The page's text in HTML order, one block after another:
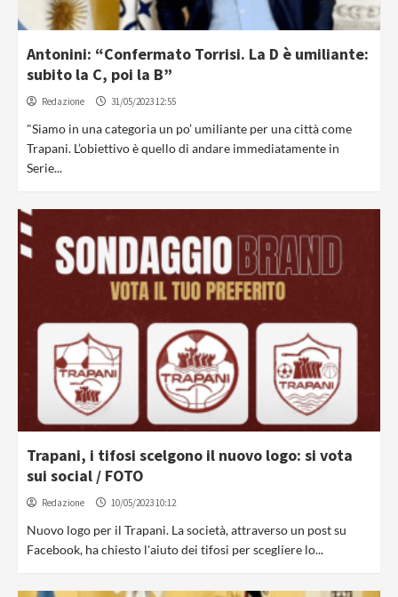
Antonini: “Confermato Torrisi. La D è umiliante:
subito la C, poi la B”
Redazione 31/05/2023 12:55
"Siamo in una categoria un po’ umiliante per una città come
Trapani. L’obiettivo è quello di andare immediatamente in
Serie...
Trapani, i tifosi scelgono il nuovo logo: si vota
sui social / FOTO
Redazione 10/05/2023 10:12
Nuovo logo per il Trapani. La società, attraverso un post su
Facebook, ha chiesto l'aiuto dei tifosi per scegliere lo...